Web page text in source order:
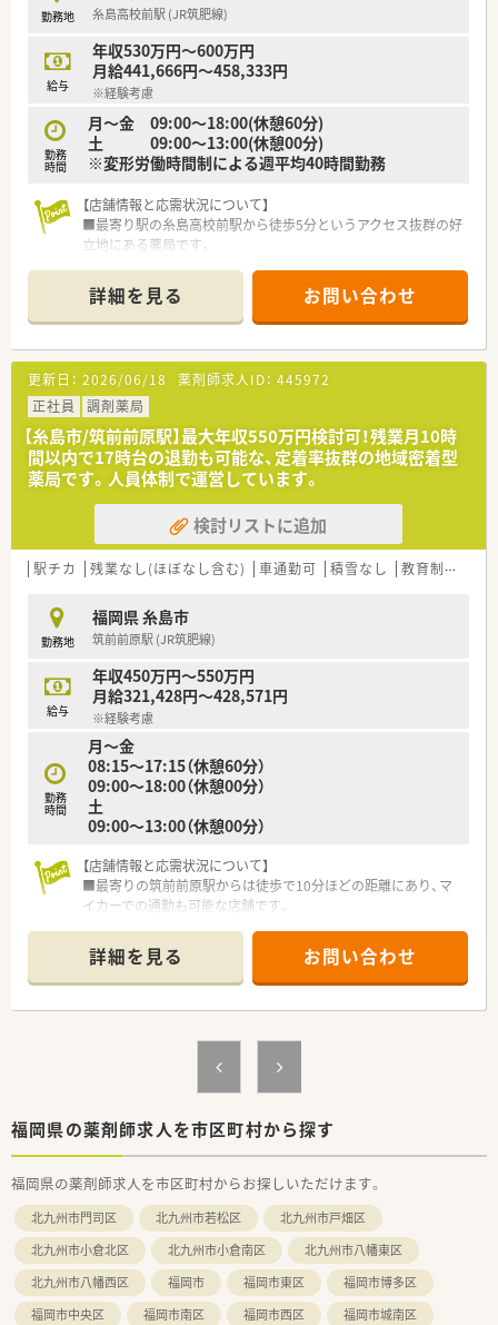
店舗運営を任されることもあります。
勤務地 糸島高校前駅 (JR筑肥線)
給与
年収530万円～600万円
月給441,666円～458,333円
※経験考慮
勤務
時間
月～金 09:00～18:00(休憩60分)
土 09:00～13:00(休憩00分)
※変形労働時間制による週平均40時間勤務
【店舗情報と応需状況について】
■最寄り駅の糸島高校前駅から徒歩5分というアクセス抜群の好
立地にある薬局です。
箋枚数は10～30枚です。
■薬剤師は正社員1名とパート1名、事務員1名が在籍し協力して
業務を行います。
【募集背景と求める人物像について】
■地域医療貢献のための募集です。
■在宅医療のご経験や、管理薬剤師として店舗運営に携わったご
経験のある方を歓迎します。
■患者様サービスを第一に考え、地域に貢献したいという強い意
欲のある方を求めます。
【法人特徴について】
■福岡県を中心に調剤薬局のほか、ジェネリック医薬品の卸売業
なども展開しています。
■何よりもスタッフ同士の関係性づくりを大切にしており、風通
■カフェ風の店舗づくりなど、地域住民の方が集う場所となるよ
うな薬局を目指しています。
【職場環境と雰囲気】
■カフェのようなお洒落な内装で、アクアリウムやプロジェクタ
ーなども設置されています。
■コーヒーをはじめとしたフリードリンク制度があり、リラック
スして働くことができます。
■社長自らが窓口となり、門前のドクターとも非常に良好な関係
を築いています。
詳細を見る お問い合わせ
更新日： 2026/06/18 薬剤師求人ID： 445972
正社員
調剤薬局
【糸島市/筑前前原駅】最大年収550万円検討可！残業月10時
間以内で17時台の退勤も可能な、定着率抜群の地域密着型
薬局です。人員体制で運営しています。
検討リストに追加
駅チカ 残業なし(ほぼなし含む) 車通勤可 積雪なし 教育制度あり
勤務地
福岡県 糸島市
筑前前原駅 (JR筑肥線)
給与
年収450万円～550万円
月給321,428円～428,571円
※経験考慮
勤務
時間
月～金
08:15～17:15（休憩60分）
09:00～18:00（休憩00分）
土
09:00～13:00（休憩00分）
【店舗情報と応需状況について】
■最寄りの筑前前原駅からは徒歩で10分ほどの距離にあり、マ
イカーでの通勤も可能な店舗です。
約100枚程度に対応しています。
■1日の処方箋枚数に対して常勤の薬剤師が5名在籍しており、
ゆとりある人員体制で運営しています。
■福岡県内を中心に10店舗を展開しており、創業から40年以上
の歴史を持つ安定した経営基盤の法人です。
■中途入社の方の定着率が非常に高く、10年から20年以上勤務
【職場環境と雰囲気】
■ベテランの薬剤師が多く在籍しているため、未経験の業務があ
っても安心して相談できる環境です。
■スタッフの平均年齢は40代半ばで男女比も半々とバランスが
良く、落ち着いた雰囲気の職場です。
■代表自身も薬剤師であり現場のことを深く理解しているため、
働きやすさへの配慮が行き届いています。
詳細を見る お問い合わせ
福岡県の薬剤師求人を市区町村から探す
福岡県の薬剤師求人を市区町村からお探しいただけます。
北九州市門司区 北九州市若松区
北九州市戸畑区
北九州市小倉北区
北九州市小倉南区
北九州市八幡東区
北九州市八幡西区
福岡市 福岡市東区
福岡市博多区
福岡市中央区
福岡市南区 福岡市西区
福岡市城南区